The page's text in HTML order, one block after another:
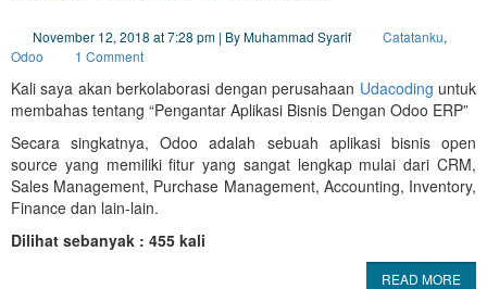
November 12, 2018 at 7:28 pm | By Muhammad Syarif Catatanku,
Odoo
1 Comment
Kali saya akan berkolaborasi dengan perusahaan Udacoding untuk
membahas tentang “Pengantar Aplikasi Bisnis Dengan Odoo ERP”
Secara singkatnya, Odoo adalah sebuah aplikasi bisnis open
source yang memiliki fitur yang sangat lengkap mulai dari CRM,
Sales Management, Purchase Management, Accounting, Inventory,
Finance dan lain-lain.
Dilihat sebanyak : 455 kali
READ MORE